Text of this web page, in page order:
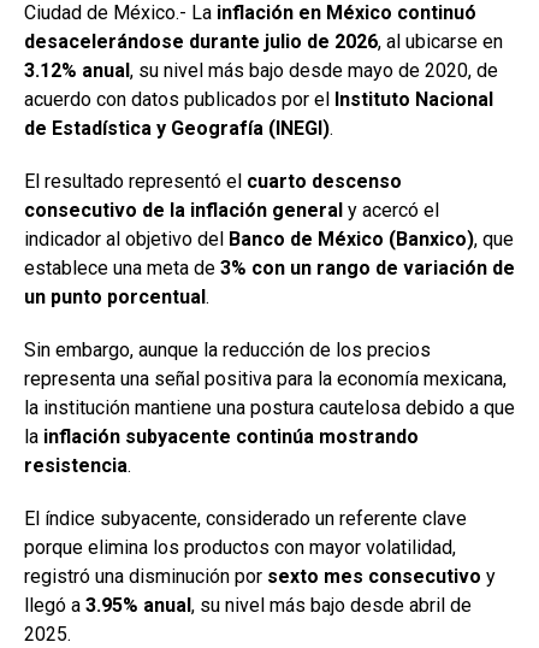
Ciudad de México.- La inflación en México continuó
desacelerándose durante julio de 2026, al ubicarse en
3.12% anual, su nivel más bajo desde mayo de 2020, de
acuerdo con datos publicados por el Instituto Nacional
de Estadística y Geografía (INEGI).
El resultado representó el cuarto descenso
consecutivo de la inflación general y acercó el
indicador al objetivo del Banco de México (Banxico), que
establece una meta de 3% con un rango de variación de
un punto porcentual.
Sin embargo, aunque la reducción de los precios
representa una señal positiva para la economía mexicana,
la institución mantiene una postura cautelosa debido a que
la inflación subyacente continúa mostrando
resistencia.
El índice subyacente, considerado un referente clave
porque elimina los productos con mayor volatilidad,
registró una disminución por sexto mes consecutivo y
llegó a 3.95% anual, su nivel más bajo desde abril de
2025.